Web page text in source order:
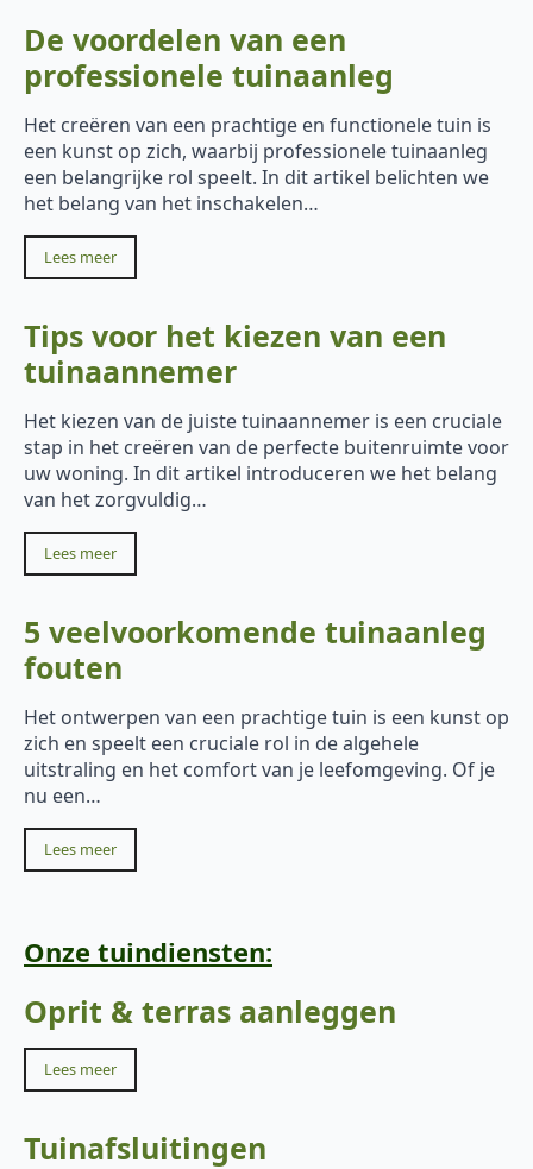
De voordelen van een
professionele tuinaanleg
Het creëren van een prachtige en functionele tuin is
een kunst op zich, waarbij professionele tuinaanleg
een belangrijke rol speelt. In dit artikel belichten we
het belang van het inschakelen…
Lees meer
Tips voor het kiezen van een
tuinaannemer
Het kiezen van de juiste tuinaannemer is een cruciale
stap in het creëren van de perfecte buitenruimte voor
uw woning. In dit artikel introduceren we het belang
van het zorgvuldig…
Lees meer
5 veelvoorkomende tuinaanleg
fouten
Het ontwerpen van een prachtige tuin is een kunst op
zich en speelt een cruciale rol in de algehele
uitstraling en het comfort van je leefomgeving. Of je
nu een…
Lees meer
Onze tuindiensten:
Oprit & terras aanleggen
Lees meer
Tuinafsluitingen